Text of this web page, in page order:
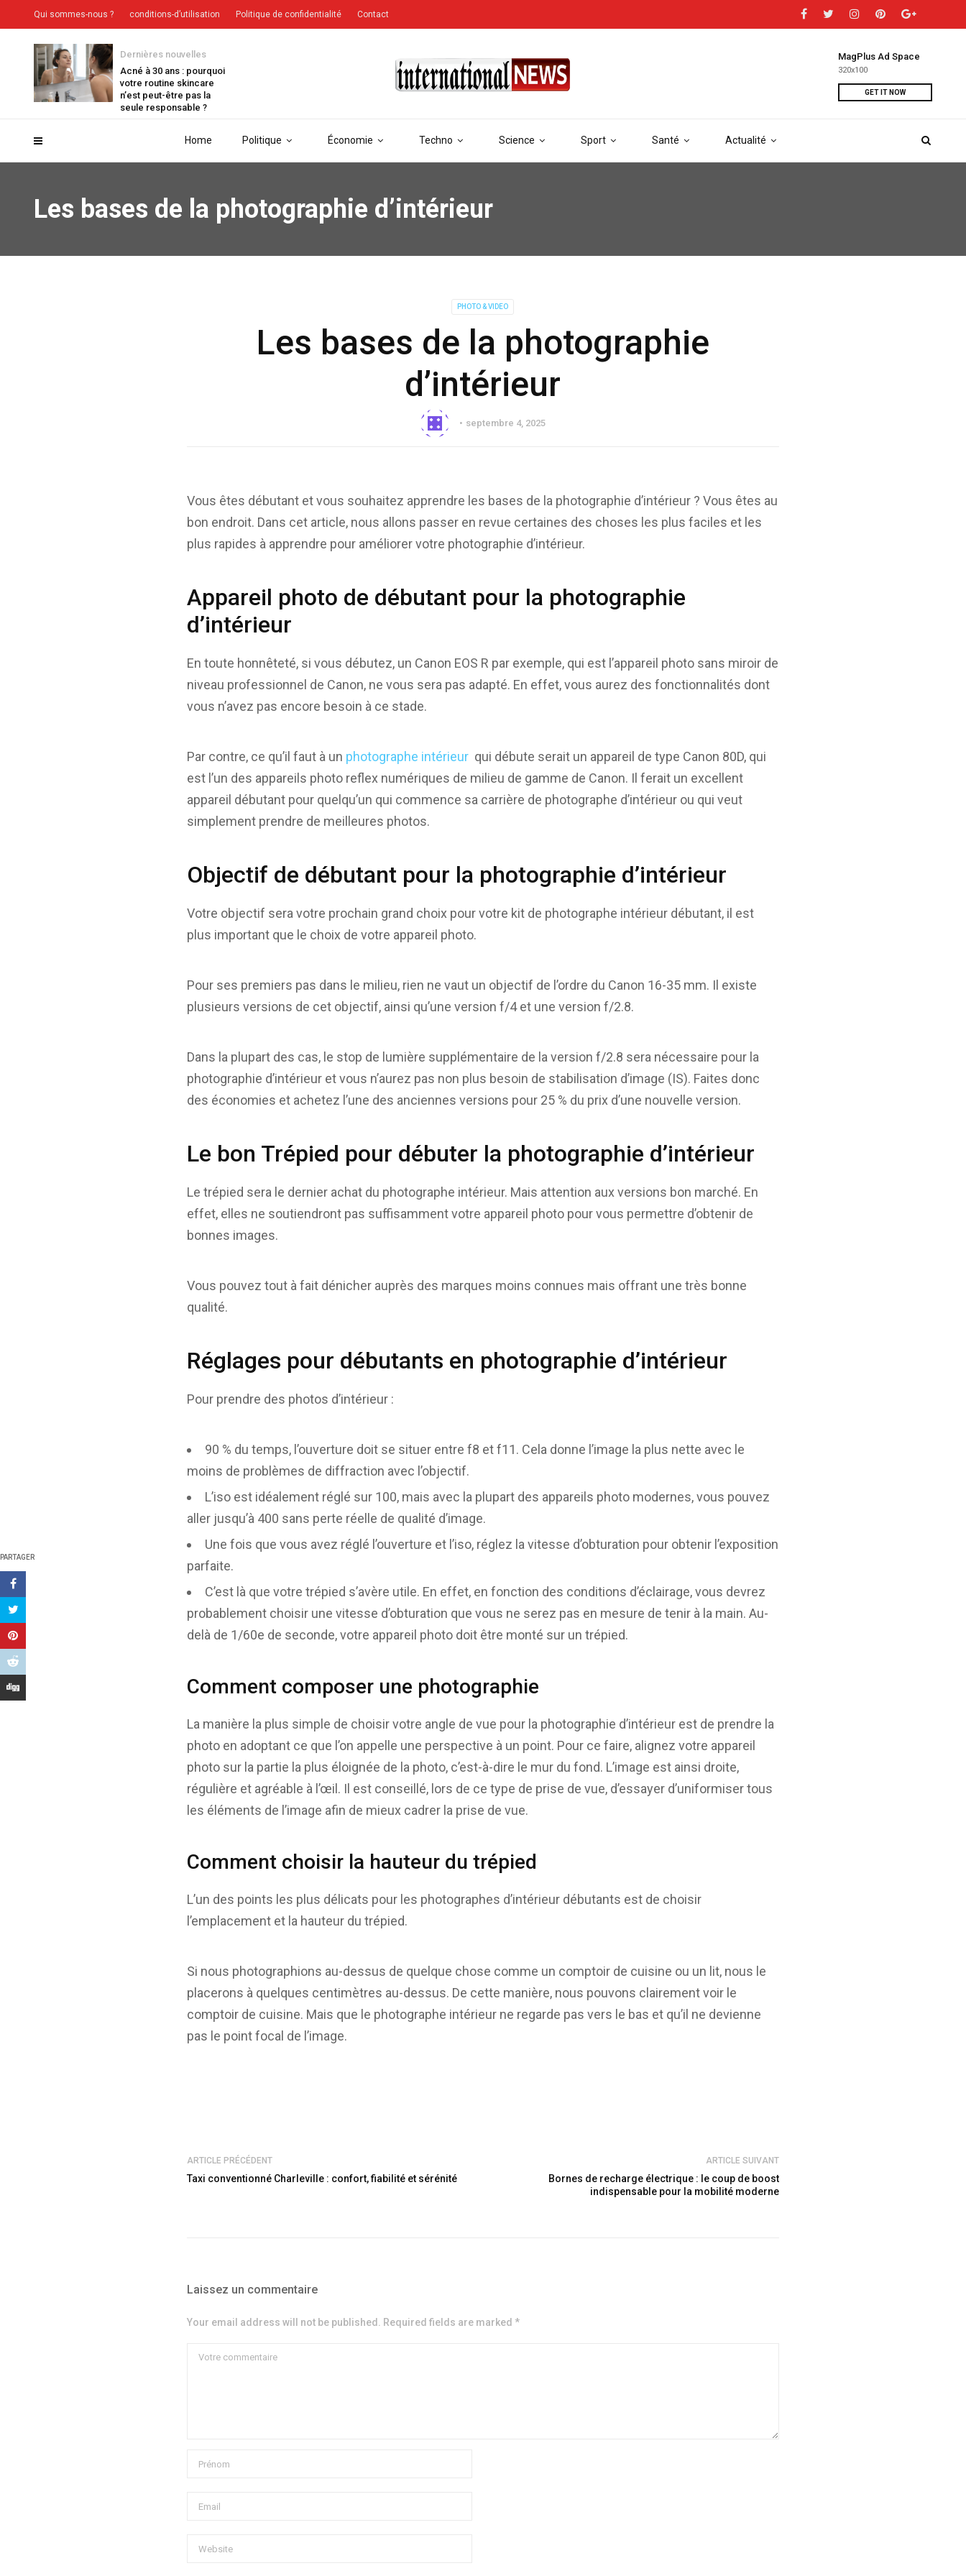
Home Politique Économie Techno Science Sport Santé Actualité
MagPlus Ad Space
320x100
GET IT NOW
Dernières nouvelles
Acné à 30 ans : pourquoi
votre routine skincare
n’est peut-être pas la
seule responsable ?
Qui sommes-nous ? conditions-d’utilisation Politique de confidentialité Contact
Les bases de la photographie d’intérieur
PHOTO & VIDEO
Les bases de la photographie
d’intérieur
septembre 4, 2025
PARTAGER
Vous êtes débutant et vous souhaitez apprendre les bases de la photographie d’intérieur ? Vous êtes au
bon endroit. Dans cet article, nous allons passer en revue certaines des choses les plus faciles et les
plus rapides à apprendre pour améliorer votre photographie d’intérieur.
Appareil photo de débutant pour la photographie
d’intérieur
En toute honnêteté, si vous débutez, un Canon EOS R par exemple, qui est l’appareil photo sans miroir de
niveau professionnel de Canon, ne vous sera pas adapté. En effet, vous aurez des fonctionnalités dont
vous n’avez pas encore besoin à ce stade.
Par contre, ce qu’il faut à un photographe intérieur qui débute serait un appareil de type Canon 80D, qui
est l’un des appareils photo reflex numériques de milieu de gamme de Canon. Il ferait un excellent
appareil débutant pour quelqu’un qui commence sa carrière de photographe d’intérieur ou qui veut
simplement prendre de meilleures photos.
Objectif de débutant pour la photographie d’intérieur
Votre objectif sera votre prochain grand choix pour votre kit de photographe intérieur débutant, il est
plus important que le choix de votre appareil photo.
Pour ses premiers pas dans le milieu, rien ne vaut un objectif de l’ordre du Canon 16-35 mm. Il existe
plusieurs versions de cet objectif, ainsi qu’une version f/4 et une version f/2.8.
Dans la plupart des cas, le stop de lumière supplémentaire de la version f/2.8 sera nécessaire pour la
photographie d’intérieur et vous n’aurez pas non plus besoin de stabilisation d’image (IS). Faites donc
des économies et achetez l’une des anciennes versions pour 25 % du prix d’une nouvelle version.
Le bon Trépied pour débuter la photographie d’intérieur
Le trépied sera le dernier achat du photographe intérieur. Mais attention aux versions bon marché. En
effet, elles ne soutiendront pas suffisamment votre appareil photo pour vous permettre d’obtenir de
bonnes images.
Vous pouvez tout à fait dénicher auprès des marques moins connues mais offrant une très bonne
qualité.
Réglages pour débutants en photographie d’intérieur
Pour prendre des photos d’intérieur :
90 % du temps, l’ouverture doit se situer entre f8 et f11. Cela donne l’image la plus nette avec le
moins de problèmes de diffraction avec l’objectif.
L’iso est idéalement réglé sur 100, mais avec la plupart des appareils photo modernes, vous pouvez
aller jusqu’à 400 sans perte réelle de qualité d’image.
Une fois que vous avez réglé l’ouverture et l’iso, réglez la vitesse d’obturation pour obtenir l’exposition
parfaite.
C’est là que votre trépied s’avère utile. En effet, en fonction des conditions d’éclairage, vous devrez
probablement choisir une vitesse d’obturation que vous ne serez pas en mesure de tenir à la main. Au-
delà de 1/60e de seconde, votre appareil photo doit être monté sur un trépied.
Comment composer une photographie
La manière la plus simple de choisir votre angle de vue pour la photographie d’intérieur est de prendre la
photo en adoptant ce que l’on appelle une perspective à un point. Pour ce faire, alignez votre appareil
photo sur la partie la plus éloignée de la photo, c’est-à-dire le mur du fond. L’image est ainsi droite,
régulière et agréable à l’œil. Il est conseillé, lors de ce type de prise de vue, d’essayer d’uniformiser tous
les éléments de l’image afin de mieux cadrer la prise de vue.
Comment choisir la hauteur du trépied
L’un des points les plus délicats pour les photographes d’intérieur débutants est de choisir
l’emplacement et la hauteur du trépied.
Si nous photographions au-dessus de quelque chose comme un comptoir de cuisine ou un lit, nous le
placerons à quelques centimètres au-dessus. De cette manière, nous pouvons clairement voir le
comptoir de cuisine. Mais que le photographe intérieur ne regarde pas vers le bas et qu’il ne devienne
pas le point focal de l’image.
ARTICLE PRÉCÉDENT
Taxi conventionné Charleville : confort, fiabilité et sérénité
ARTICLE SUIVANT
Bornes de recharge électrique : le coup de boost
indispensable pour la mobilité moderne
Laissez un commentaire
Your email address will not be published. Required fields are marked *